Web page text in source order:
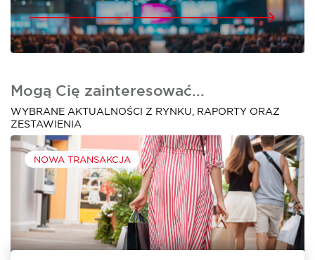
Mogą Cię zainteresować...
WYBRANE AKTUALNOŚCI Z RYNKU, RAPORTY ORAZ
ZESTAWIENIA
NOWA TRANSAKCJA